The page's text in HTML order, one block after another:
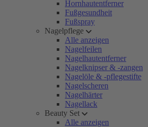
Hornhautentferner
Fußgesundheit
Fußspray
Nagelpflege
Alle anzeigen
Nagelfeilen
Nagelhautentferner
Nagelknipser & -zangen
Nagelöle & -pflegestifte
Nagelscheren
Nagelhärter
Nagellack
Beauty Set
Alle anzeigen